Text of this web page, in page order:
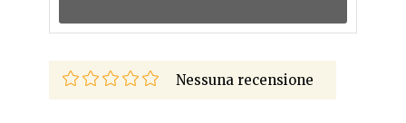
Nessuna recensione